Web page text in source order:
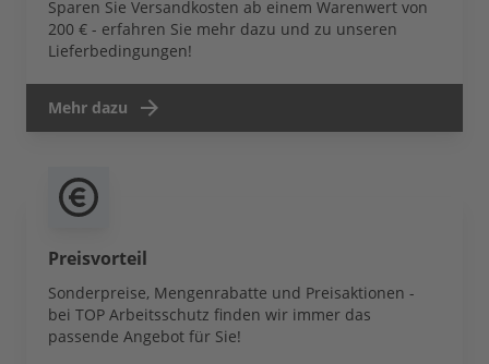
Sparen Sie Versandkosten ab einem Warenwert von
200 € - erfahren Sie mehr dazu und zu unseren
Lieferbedingungen!
Mehr dazu
Preisvorteil
Sonderpreise, Mengenrabatte und Preisaktionen -
bei TOP Arbeitsschutz finden wir immer das
passende Angebot für Sie!